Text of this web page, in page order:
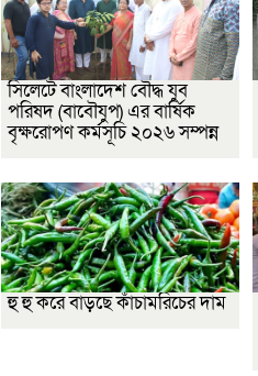
সিলেটে বাংলাদেশ বৌদ্ধ যুব
পরিষদ (বাবৌযুপ) এর বার্ষিক
বৃক্ষরোপণ কর্মসূচি ২০২৬ সম্পন্ন
হু হু করে বাড়ছে কাঁচামরিচের দাম